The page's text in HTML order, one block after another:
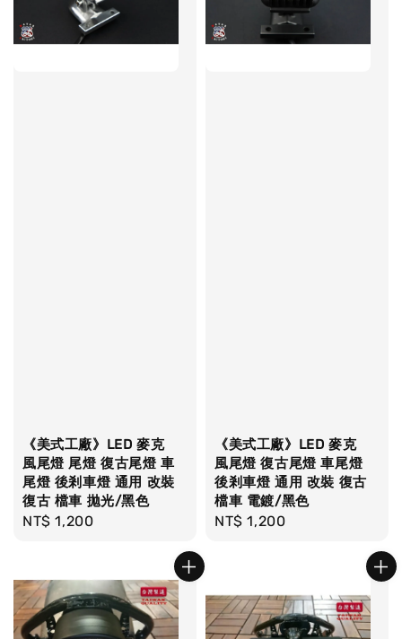
《美式工廠》LED 麥克
風尾燈 尾燈 復古尾燈 車
尾燈 後剎車燈 通用 改裝
復古 檔車 拋光/黑色
Regular
NT$ 1,200
《美式工廠》LED 麥克
風尾燈 復古尾燈 車尾燈
後剎車燈 通用 改裝 復古
檔車 電鍍/黑色
Regular
NT$ 1,200